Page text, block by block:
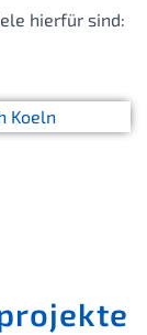
hierfür sind: